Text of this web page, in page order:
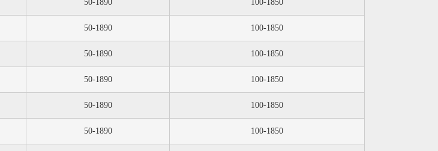
50-1890 100-1850
50-1890 100-1850
50-1890 100-1850
50-1890 100-1850
50-1890 100-1850
50-1890 100-1850